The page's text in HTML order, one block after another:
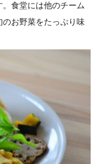
食堂には他のチーム
お野菜をたっぷり味